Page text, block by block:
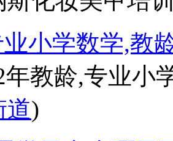
小学数学,教
年教龄,专业小
道)